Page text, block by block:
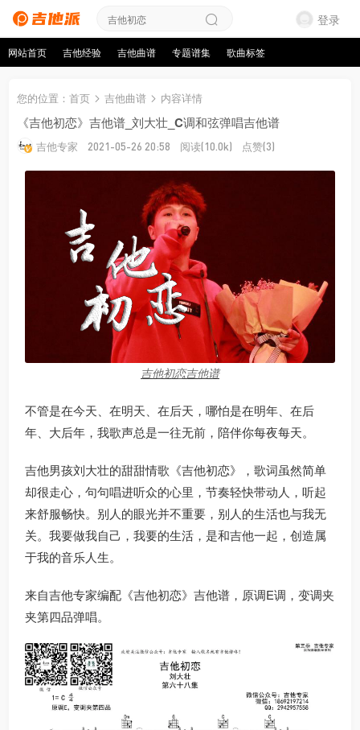
登录
网站首页 吉他经验 吉他曲谱 专题谱集 歌曲标签
您的位置 ：首页 吉他曲谱 内容详情
《吉他初恋》吉他谱_刘大壮_C调和弦弹唱吉他谱
吉他专家 2021-05-26 20:58 阅读(10.0k) 点赞(3)
来源：吉他专家
吉他初恋吉他谱
不管是在今天、在明天、在后天，哪怕是在明年、在后
年、大后年，我歌声总是一往无前，陪伴你每夜每天。
吉他男孩刘大壮的甜甜情歌《吉他初恋》，歌词虽然简单
却很走心，句句唱进听众的心里，节奏轻快带动人，听起
来舒服畅快。别人的眼光并不重要，别人的生活也与我无
关。我要做我自己，我要的生活，是和吉他一起，创造属
于我的音乐人生。
来自吉他专家编配《吉他初恋》吉他谱，原调E调，变调夹
夹第四品弹唱。